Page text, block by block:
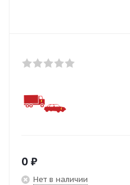
0 ₽
Нет в наличии